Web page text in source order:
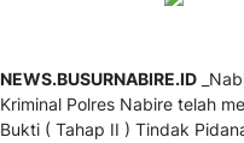
NEWS.BUSURNABIRE.ID
Kriminal Polres Nabire telah
Bukti ( Tahap II ) Tindak